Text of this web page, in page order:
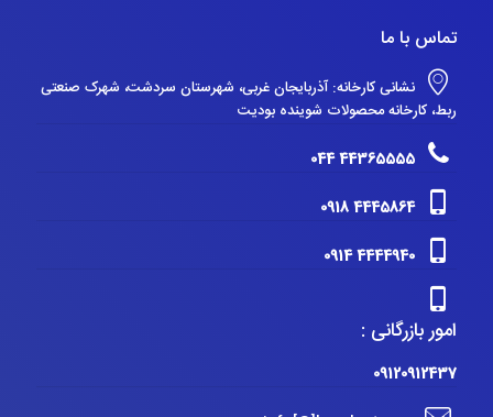
تماس با ما
نشانی کارخانه: آذربایجان غربی، شهرستان سردشت، شهرک صنعتی
ربط، کارخانه محصولات شوینده بودیت
44365555 044
4445864 0918
4444940 0914
امور بازرگانی :
09120912437